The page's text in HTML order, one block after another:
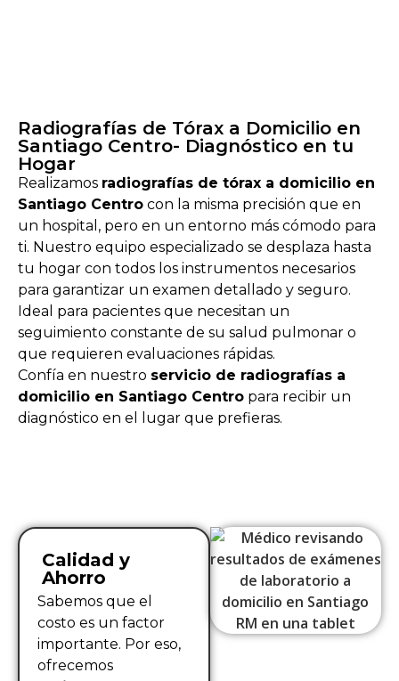
Radiografías de Tórax a Domicilio en
Santiago Centro- Diagnóstico en tu
Hogar
Realizamos radiografías de tórax a domicilio en
Santiago Centro con la misma precisión que en
un hospital, pero en un entorno más cómodo para
ti. Nuestro equipo especializado se desplaza hasta
tu hogar con todos los instrumentos necesarios
para garantizar un examen detallado y seguro.
Ideal para pacientes que necesitan un
seguimiento constante de su salud pulmonar o
que requieren evaluaciones rápidas.
Confía en nuestro servicio de radiografías a
domicilio en Santiago Centro para recibir un
diagnóstico en el lugar que prefieras.
Calidad y
Ahorro
Sabemos que el
costo es un factor
importante. Por eso,
ofrecemos